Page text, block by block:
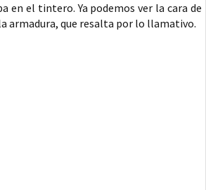
en el tintero. Ya podemos ver la cara de
armadura, que resalta por lo llamativo.